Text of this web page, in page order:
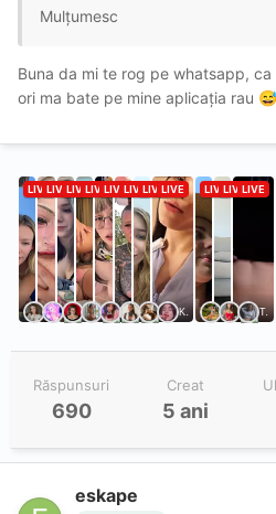
Mulțumesc
Buna da mi te rog pe whatsapp,
ori ma bate pe mine aplicația rau 😅
Răspunsuri
690
Creat
5 ani
eskape